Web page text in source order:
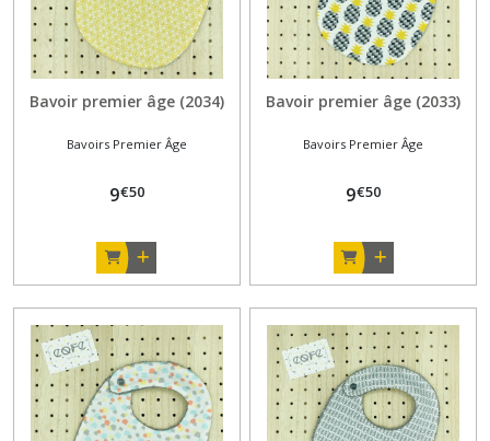
Bavoir premier âge (2034)
Bavoirs Premier Âge
9€50
Bavoir premier âge (2033)
Bavoirs Premier Âge
9€50